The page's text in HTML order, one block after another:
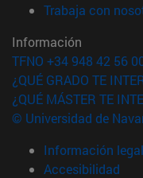
Trabaja con
Información
TFNO +34 948 42 56
¿QUÉ GRADO TE
¿QUÉ MÁSTER TE
© Universidad de
Información legal
Accesibilidad